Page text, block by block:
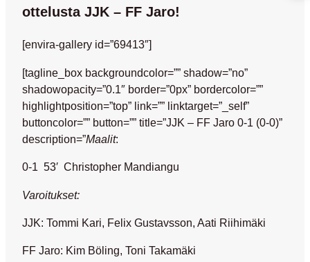
ottelusta JJK – FF Jaro!
[envira-gallery id=”69413″]
[tagline_box backgroundcolor=”” shadow=”no”
shadowopacity=”0.1″ border=”0px” bordercolor=””
highlightposition=”top” link=”” linktarget=”_self”
buttoncolor=”” button=”” title=”JJK – FF Jaro 0-1 (0-0)”
description=”Maalit:
0-1 53′ Christopher Mandiangu
Varoitukset:
JJK: Tommi Kari, Felix Gustavsson, Aati Riihimäki
FF Jaro: Kim Böling, Toni Takamäki